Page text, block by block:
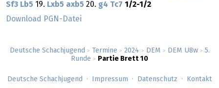
Deutsche Schachjugend > Termine > 2024 > DEM > DEM U8w > 5.
Runde > Partie Brett 10
Sf3 Lb5 19. Lxb5 axb5 20. g4 Tc7 1/2-1/2
Download PGN-Datei
Deutsche Schachjugend Impressum Datenschutz Kontakt